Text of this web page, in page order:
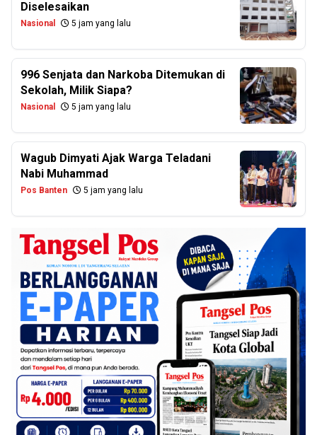
Diselesaikan
Nasional 5 jam yang lalu
996 Senjata dan Narkoba Ditemukan di
Sekolah, Milik Siapa?
Nasional 5 jam yang lalu
Wagub Dimyati Ajak Warga Teladani
Nabi Muhammad
Pos Banten 5 jam yang lalu